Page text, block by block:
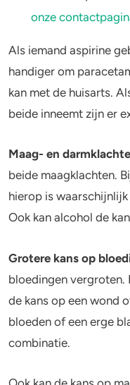
onze
Als iemand aspirine
handiger om
kan met de huisarts.
beide inneemt zijn er
Maag- en
beide maagklachten.
hierop is
Ook kan alcohol de
Grotere kans op
bloedingen
de kans op een wond
bloeden of een erge
combinatie.